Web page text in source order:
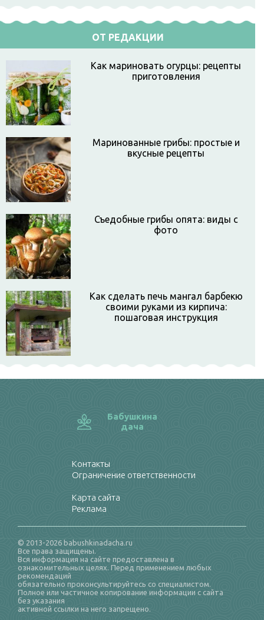
ОТ РЕДАКЦИИ
Как мариновать огурцы: рецепты
приготовления
Маринованные грибы: простые и
вкусные рецепты
Съедобные грибы опята: виды с
фото
Как сделать печь мангал барбекю
своими руками из кирпича:
пошаговая инструкция
Бабушкина
дача
Контакты
Ограничение ответственности
Карта сайта
Реклама
© 2013-2026 babushkinadacha.ru
Все права защищены.
Вся информация на сайте предоставлена в
ознакомительных целях. Перед применением любых
рекомендаций
обязательно проконсультируйтесь со специалистом.
Полное или частичное копирование информации с сайта
без указания
активной ссылки на него запрещено.